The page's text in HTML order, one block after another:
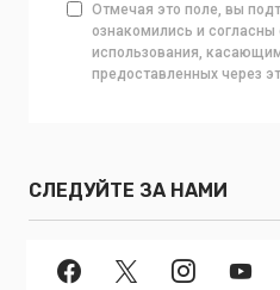
Отмечая это поле, вы
ознакомились и
использования,
предоставленных через
СЛЕДУЙТЕ ЗА НАМИ